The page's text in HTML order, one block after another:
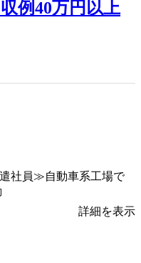
例40万円以上
社員≫自動車系工場で
詳細を表示